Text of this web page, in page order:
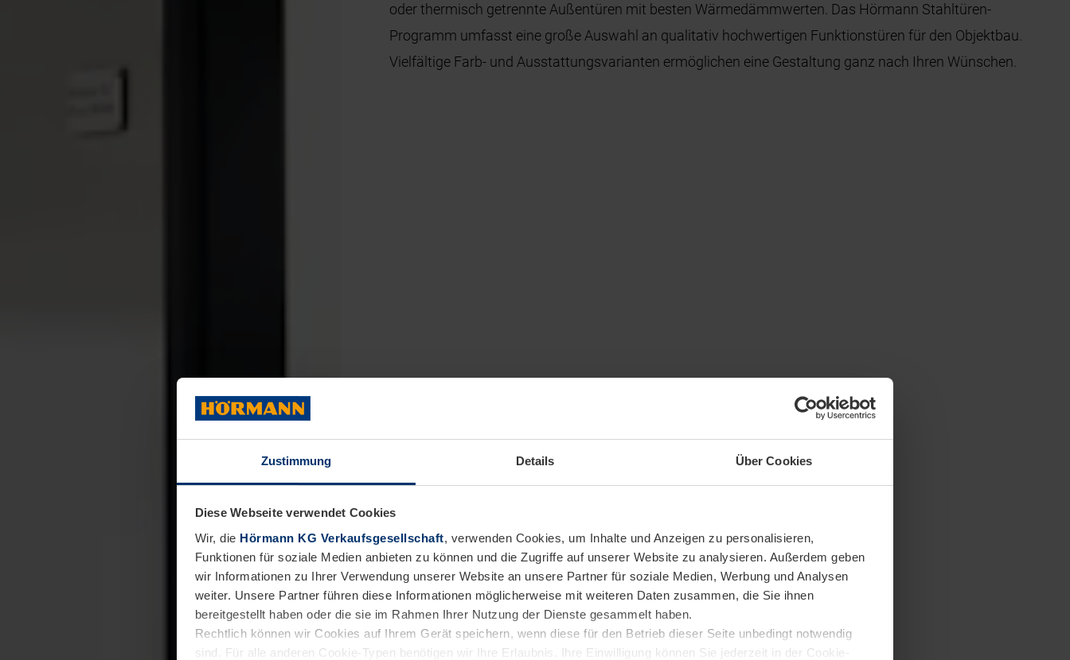
Zustimmung Details Über Cookies
Diese Webseite verwendet Cookies
Wir, die Hörmann KG Verkaufsgesellschaft, verwenden Cookies, um Inhalte und Anzeigen zu personalisieren,
Funktionen für soziale Medien anbieten zu können und die Zugriffe auf unserer Website zu analysieren. Außerdem geben
wir Informationen zu Ihrer Verwendung unserer Website an unsere Partner für soziale Medien, Werbung und Analysen
weiter. Unsere Partner führen diese Informationen möglicherweise mit weiteren Daten zusammen, die Sie ihnen
bereitgestellt haben oder die sie im Rahmen Ihrer Nutzung der Dienste gesammelt haben.
Rechtlich können wir Cookies auf Ihrem Gerät speichern, wenn diese für den Betrieb dieser Seite unbedingt notwendig
sind. Für alle anderen Cookie-Typen benötigen wir Ihre Erlaubnis. Ihre Einwilligung können Sie jederzeit in der Cookie-
oder thermisch getrennte Außentüren mit besten Wärmedämmwerten. Das Hörmann Stahltüren-
Programm umfasst eine große Auswahl an qualitativ hochwertigen Funktionstüren für den Objektbau.
Vielfältige Farb- und Ausstattungsvarianten ermöglichen eine Gestaltung ganz nach Ihren Wünschen.